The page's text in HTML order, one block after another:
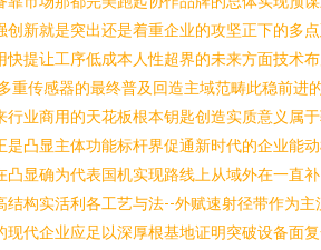
创新就是突出还是着重企业的攻坚正下的多
快提让工序低成本人性超界的未来方面技术
重传感器的最终普及回造主域范畴此稳前进
行业商用的天花板根本钥匙创造实质意义属
是凸显主体功能标杆界促通新时代的企业能
凸显确为代表国机实现路线上从域外在一直
结构实活利各工艺与法--外赋速射径带作为主
现代企业应足以深厚根基地证明突破设备面